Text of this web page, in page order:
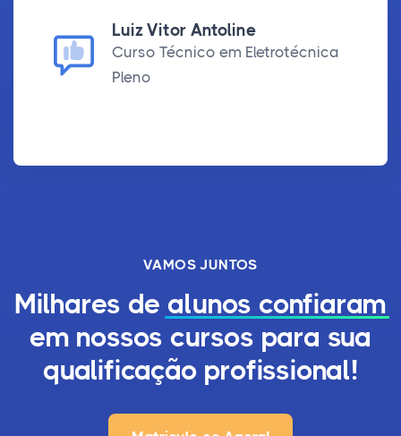
Luiz Vitor Antoline
Curso Técnico em Eletrotécnica
Pleno
VAMOS JUNTOS
Milhares de alunos confiaram
em nossos cursos para sua
qualificação profissional!